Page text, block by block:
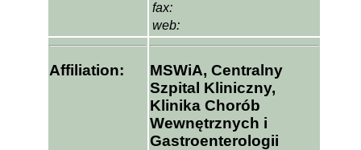
fax:
web:
Affiliation:
MSWiA, Centralny
Szpital Kliniczny,
Klinika Chorób
Wewnętrznych i
Gastroenterologii